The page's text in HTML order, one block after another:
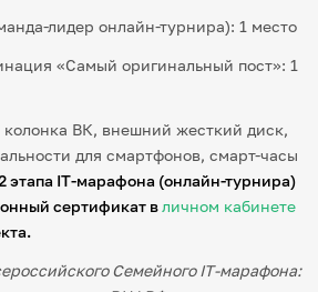
лидер онлайн-турнира): 1 место
«Самый оригинальный пост»: 1
ВК, внешний жесткий диск,
для смартфонов, смарт-часы
этапа IT-марафона (онлайн-турнира)
сертификат вличном кабинете
Семейного IT-марафона: